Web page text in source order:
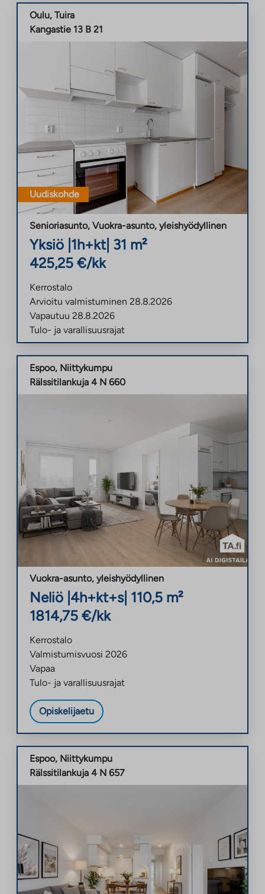
Oulu, Tuira
Kangastie 13 B 21
Uudiskohde
Senioriasunto, Vuokra-asunto, yleishyödyllinen
Yksiö 1h+kt| 31 m²
425,25 €/kk
Kerrostalo
Arvioitu valmistuminen 28.8.2026
Vapautuu 28.8.2026
Tulo- ja varallisuusrajat
Espoo, Niittykumpu
Rälssitilankuja 4 N 660
Vuokra-asunto, yleishyödyllinen
Neliö 4h+kt+s| 110,5 m²
1814,75 €/kk
Kerrostalo
Valmistumisvuosi 2026
Vapaa
Tulo- ja varallisuusrajat
Opiskelijaetu
Espoo, Niittykumpu
Rälssitilankuja 4 N 657